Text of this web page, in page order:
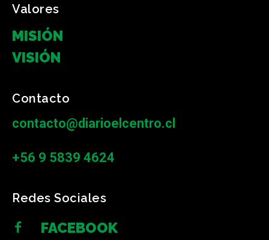
Valores
MISIÓN
VISIÓN
Contacto
contacto@diarioelcentro.cl
+56 9 5839 4624
Redes Sociales
FACEBOOK